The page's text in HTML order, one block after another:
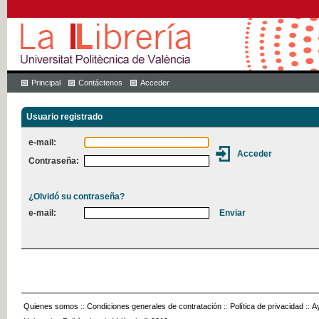
Principal Contáctenos Acceder
Usuario registrado
e-mail:
Contraseña:
¿Olvidó su contraseña?
e-mail:
Quienes somos :: Condiciones generales de contratación :: Política de privacidad ::